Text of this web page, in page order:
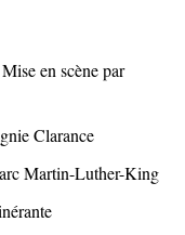
en scène par
Clarance
Martin-Luther-King